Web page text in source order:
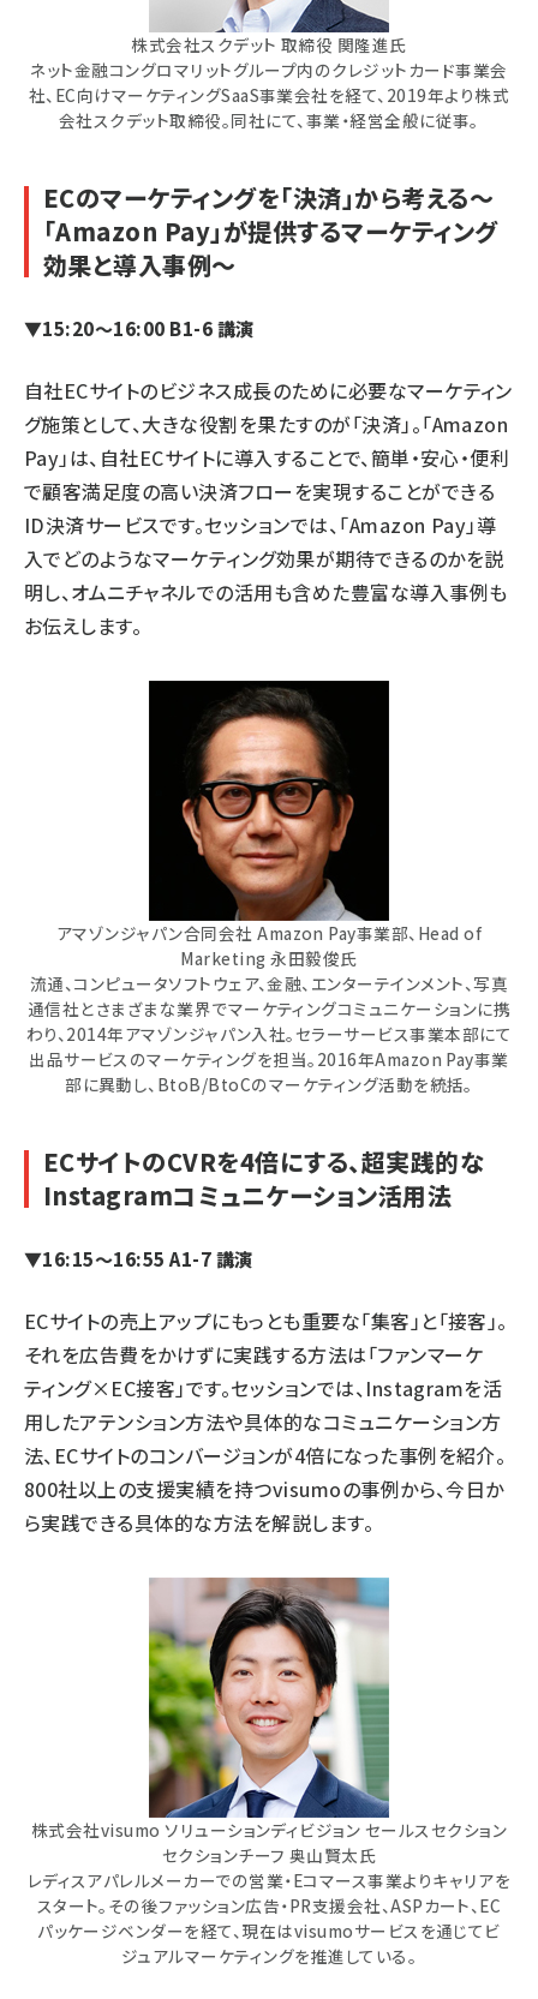
株式会社スクデット 取締役 関隆進氏
ネット金融コングロマリットグループ内のクレジットカード事業会
社、EC向けマーケティングSaaS事業会社を経て、2019年より株式
会社スクデット取締役。同社にて、事業・経営全般に従事。
ECのマーケティングを「決済」から考える～
「Amazon Pay」が提供するマーケティング
効果と導入事例～
▼15:20～16:00 B1-6 講演
自社ECサイトのビジネス成長のために必要なマーケティン
グ施策として、大きな役割を果たすのが「決済」。「Amazon
Pay」は、自社ECサイトに導入することで、簡単・安心・便利
で顧客満足度の高い決済フローを実現することができる
ID決済サービスです。セッションでは、「Amazon Pay」導
入でどのようなマーケティング効果が期待できるのかを説
明し、オムニチャネルでの活用も含めた豊富な導入事例も
お伝えします。
アマゾンジャパン合同会社 Amazon Pay事業部、Head of
Marketing 永田毅俊氏
流通、コンピュータソフトウェア、金融、エンターテインメント、写真
通信社とさまざまな業界でマーケティングコミュニケーションに携
わり、2014年アマゾンジャパン入社。セラーサービス事業本部にて
出品サービスのマーケティングを担当。2016年Amazon Pay事業
部に異動し、BtoB/BtoCのマーケティング活動を統括。
ECサイトのCVRを4倍にする、超実践的な
Instagramコミュニケーション活用法
▼16:15～16:55 A1-7 講演
ECサイトの売上アップにもっとも重要な「集客」と「接客」。
それを広告費をかけずに実践する方法は「ファンマーケ
ティング×EC接客」です。セッションでは、Instagramを活
用したアテンション方法や具体的なコミュニケーション方
法、ECサイトのコンバージョンが4倍になった事例を紹介。
800社以上の支援実績を持つvisumoの事例から、今日か
ら実践できる具体的な方法を解説します。
株式会社visumo ソリューションディビジョン セールスセクション
セクションチーフ 奥山賢太氏
レディスアパレルメーカーでの営業・Eコマース事業よりキャリアを
スタート。その後ファッション広告・PR支援会社、ASPカート、EC
パッケージベンダーを経て、現在はvisumoサービスを通じてビ
ジュアルマーケティングを推進している。